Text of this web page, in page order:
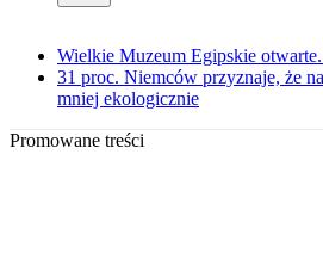
Wielkie Muzeum Egipskie
31 proc. Niemców przyznaje, że
mniej ekologicznie
Promowane treści